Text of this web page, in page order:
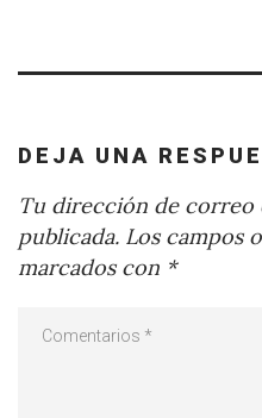
DEJA UNA
Tu dirección de correo
publicada. Los campos
marcados con *